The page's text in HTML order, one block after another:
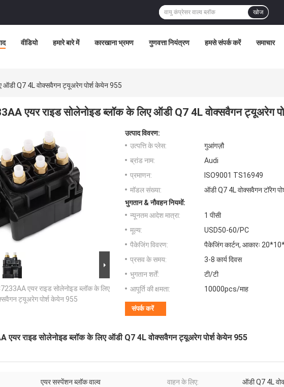
खोज
वीडियो हमारे बारे में कारखाना भ्रमण गुणवत्ता नियंत्रण हमसे संपर्क करें समाचार
ऑडी Q7 4L वोक्सवैगन ट्यूअरेग पोर्श केयेन 955
एयर राइड सोलेनोइड ब्लॉक के लिए ऑडी Q7 4L वोक्सवैगन ट्यूअरेग
एयर राइड सोलेनोइड ब्लॉक के लिए
ट्यूअरेग पोर्श केयेन 955
उत्पाद विवरण:
उत्पत्ति के प्लेस:
गुआंगज़ौ
ब्रांड नाम:
Audi
प्रमाणन:
ISO9001 TS16949
मॉडल संख्या:
ऑडी Q7 4L वोक्सवैगन टॉरेग
भुगतान & नौवहन नियमों:
न्यूनतम आदेश मात्रा:
1 पीसी
मूल्य:
USD50-60/PC
पैकेजिंग विवरण:
पैकेजिंग कार्टन, आकारः
प्रसव के समय:
3-8 कार्य दिवस
भुगतान शर्तें:
टी/टी
आपूर्ति की क्षमता:
10000pcs/माह
संपर्क करें
एयर राइड सोलेनोइड ब्लॉक के लिए ऑडी Q7 4L वोक्सवैगन ट्यूअरेग पोर्श केयेन 955
एयर सस्पेंशन ब्लॉक वाल्व वाहन के लिए: ऑडी Q7 4L